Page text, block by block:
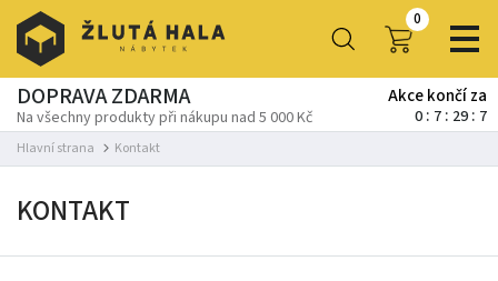
0
DOPRAVA ZDARMA
Na všechny produkty při nákupu nad 5 000 Kč
Akce končí za
0 7 29 7
Hlavní strana Kontakt
KONTAKT